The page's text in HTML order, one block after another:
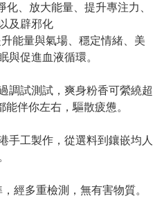
化、放大能量、提升專注力、
及辟邪化
升能量與氣場、穩定情緒、美
與促進血液循環。
調試測試，爽身粉香可縈繞超
伴你左右，驅散疲憊。
手工製作，從選料到鑲嵌均人
經多重檢測，無有害物質。